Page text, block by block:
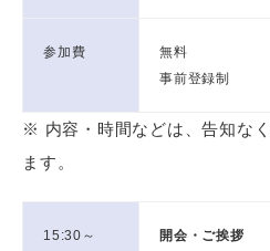
参加費
無料
事前登録制
※ 内容・時間などは、告知な
ます。
15:30～
開会・ご挨拶